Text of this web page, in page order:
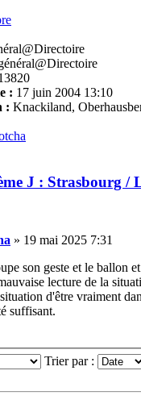
: 17 juin 2004 13:10
: Knackiland,
J : Strasbourg /
» 19 mai 2025 7:31
son geste et le ballon
lecture de la
d'être vraiment
suffisant.
Trier par :